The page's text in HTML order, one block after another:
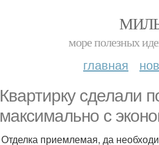
море полезных
главная
Квартирку сделали
максимально с
Отделка приемлемая, да